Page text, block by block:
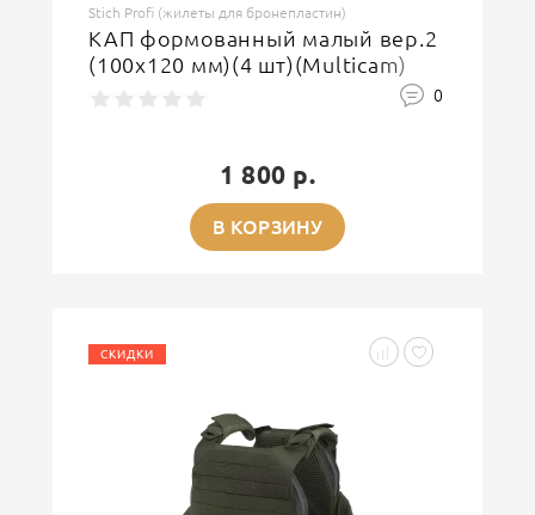
Stich Profi (жилеты для бронепластин)
КАП формованный малый вер.2
(100х120 мм)(4 шт)(Multicam)
0
1 800 р.
В КОРЗИНУ
СКИДКИ